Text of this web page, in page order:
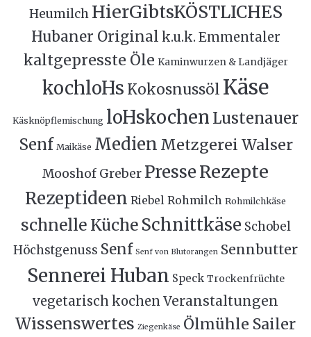
Heumilch HierGibtsKÖSTLICHES
Hubaner Original k.u.k. Emmentaler
kaltgepresste Öle Kaminwurzen & Landjäger
kochloHs Kokosnussöl Käse
Käsknöpflemischung loHskochen Lustenauer
Senf Maikäse Medien Metzgerei Walser
Mooshof Greber PresseRezepte
Rezeptideen Riebel Rohmilch Rohmilchkäse
schnelle Küche Schnittkäse Schobel
Höchstgenuss Senf Senf von Blutorangen Sennbutter
Sennerei Huban Speck Trockenfrüchte
vegetarisch kochen Veranstaltungen
Wissenswertes Ziegenkäse Ölmühle Sailer